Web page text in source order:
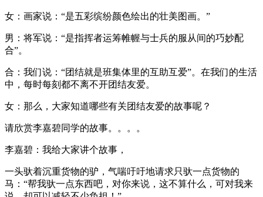
女：画家说：“是五彩缤纷颜色绘出的壮美图画。”
男：将军说：“是指挥者运筹帷幄与士兵的服从间的巧妙配
合”。
合：我们说：“团结就是班集体里的互助互爱”。在我们的生活
中，每时每刻都不离不开团结友爱。
女：那么，大家知道哪些有关团结友爱的故事呢？
请欣赏李嘉碧同学的故事。。。。
李嘉碧：我给大家讲个故事，
一头驮着沉重货物的驴，气喘吁吁地请求只驮一点货物的
马：“帮我驮一点东西吧，对你来说，这不算什么，可对我来